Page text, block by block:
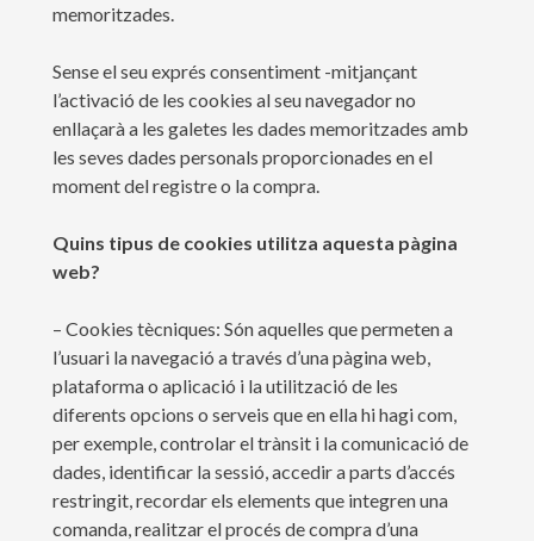
memoritzades.
Sense el seu exprés consentiment -mitjançant
l’activació de les cookies al seu navegador no
enllaçarà a les galetes les dades memoritzades amb
les seves dades personals proporcionades en el
moment del registre o la compra.
Quins tipus de cookies utilitza aquesta pàgina
web?
– Cookies tècniques: Són aquelles que permeten a
l’usuari la navegació a través d’una pàgina web,
plataforma o aplicació i la utilització de les
diferents opcions o serveis que en ella hi hagi com,
per exemple, controlar el trànsit i la comunicació de
dades, identificar la sessió, accedir a parts d’accés
restringit, recordar els elements que integren una
comanda, realitzar el procés de compra d’una